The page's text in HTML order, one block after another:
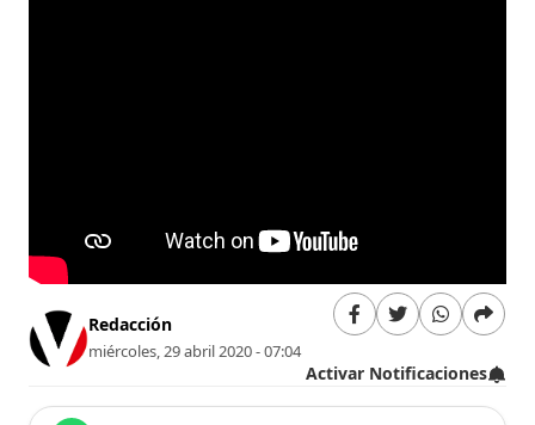
Redacción
miércoles, 29 abril 2020 - 07:04
Activar Notificaciones